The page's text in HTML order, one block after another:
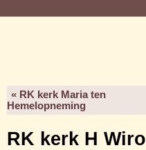
« RK kerk Maria ten
Hemelopneming
RK kerk H Wiro